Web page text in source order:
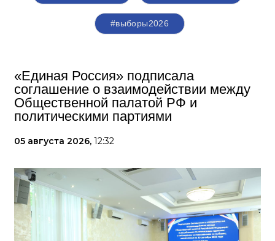
#выборы2026
«Единая Россия» подписала
соглашение о взаимодействии между
Общественной палатой РФ и
политическими партиями
05 августа 2026, 12:32